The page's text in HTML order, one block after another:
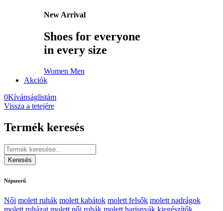
New Arrival
Shoes for everyone
in every size
Women Men
Akciók
0Kívánságlistám
Vissza a tetejére
Termék keresés
Népszerű
Női molett ruhák molett kabátok molett felsők molett nadrágok
molett ruházat molett női ruhák molett harisnyák kiegészítők